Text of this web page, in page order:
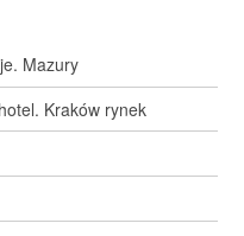
Mazury
Kraków rynek